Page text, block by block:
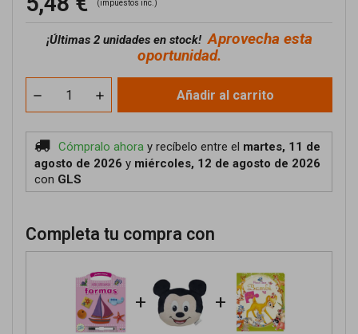
(impuestos inc.)
¡Últimas 2 unidades en stock!Aprovecha esta
oportunidad.
Añadir al carrito
Cómpralo ahora y recíbelo entre el martes, 11 de
agosto de 2026 y miércoles, 12 de agosto de 2026
con GLS
Completa tu compra con
+ +